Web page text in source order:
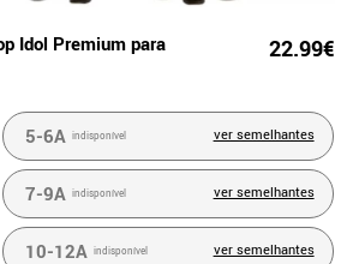
Idol Premium para 22.99€
5-6A indisponível ver semelhantes
7-9A indisponível ver semelhantes
10-12A indisponível ver semelhantes